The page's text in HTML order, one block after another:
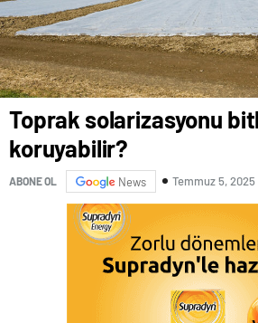
Toprak solarizasyonu
koruyabilir?
ABONE OL News Temmuz 5,